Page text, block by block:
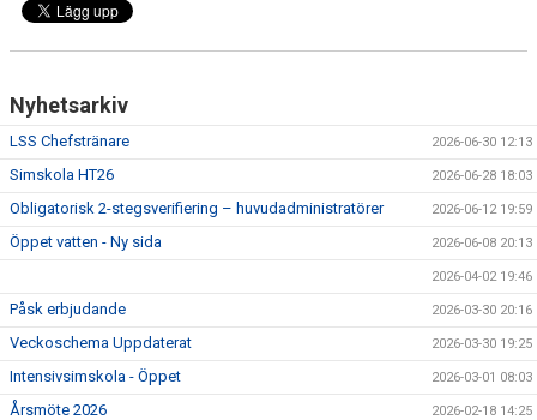
Nyhetsarkiv
LSS Chefstränare 2026-06-30 12:13
Simskola HT26 2026-06-28 18:03
Obligatorisk 2-stegsverifiering – huvudadministratörer 2026-06-12 19:59
Öppet vatten - Ny sida 2026-06-08 20:13
2026-04-02 19:46
Påsk erbjudande 2026-03-30 20:16
Veckoschema Uppdaterat 2026-03-30 19:25
Intensivsimskola - Öppet 2026-03-01 08:03
Årsmöte 2026 2026-02-18 14:25